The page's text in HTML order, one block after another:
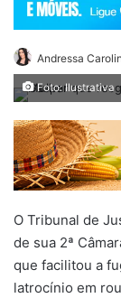
Andressa
Foto: Ilustrativa
O Tribunal de
de sua 2ª
que facilitou a
latrocínio em